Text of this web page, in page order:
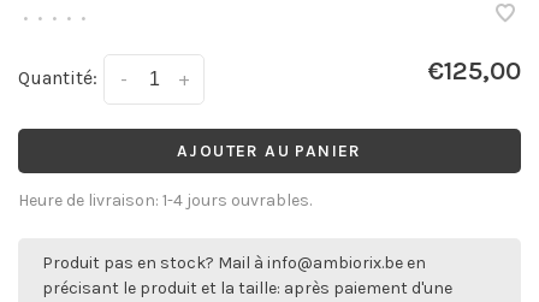
• • • • •
Quantité: +
- €125,00
AJOUTER AU PANIER
Heure de livraison: 1-4 jours ouvrables.
Produit pas en stock? Mail à info@ambiorix.be en
précisant le produit et la taille: après paiement d'une